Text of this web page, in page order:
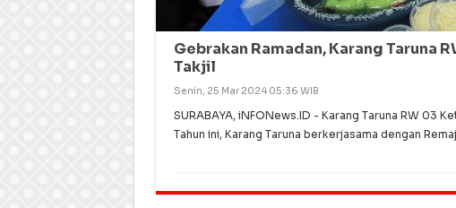
Gebrakan Ramadan, Karang Taruna
Takjil
Senin, 25 Mar 2024 05:36 WIB
SURABAYA, iNFONews.ID - Karang Taruna RW 03
Tahun ini, Karang Taruna berkerjasama dengan